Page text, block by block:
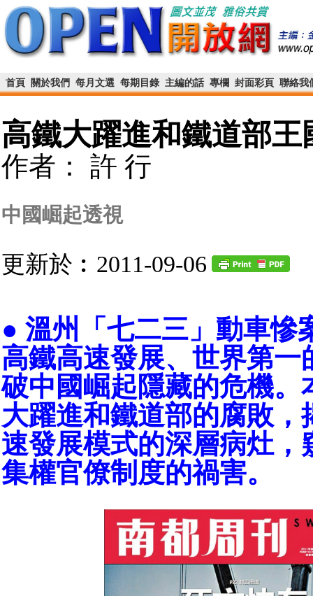
首頁 關於我們 每月文選 每期目錄 主編的話 專欄 封面彩頁 聯絡我
高鐵大躍進和鐵道部王
作者： 許 行
中國崛起透視
更新於︰2011-09-06
● 溫州「七二三」動車慘
高鐵高速發展、世界第一
破中國崛起隱藏的危機。
大躍進和鐵道部的腐敗，
速發展模式的深層病灶，
集權官僚制度的禍害。